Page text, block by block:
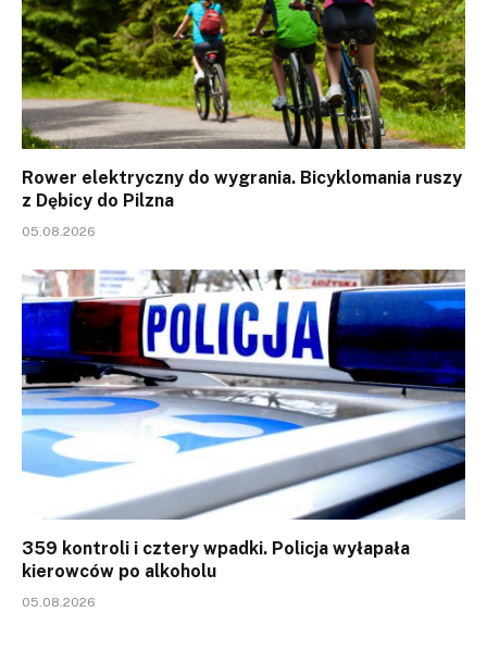
Rower elektryczny do wygrania. Bicyklomania ruszy
z Dębicy do Pilzna
05.08.2026
359 kontroli i cztery wpadki. Policja wyłapała
kierowców po alkoholu
05.08.2026